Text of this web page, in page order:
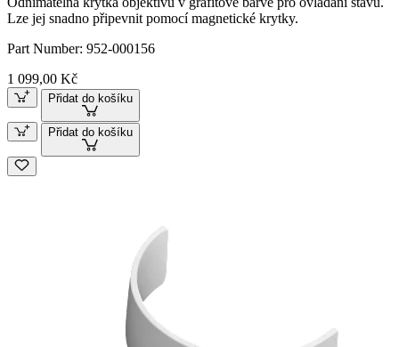
Lze jej snadno připevnit pomocí magnetické krytky.
Part Number: 952-000156
1 099,00 Kč
Přidat do košíku
Přidat do košíku